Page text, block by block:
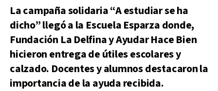
La campaña solidaria “A estudiar se ha
dicho” llegó a la Escuela Esparza donde,
Fundación La Delfina y Ayudar Hace Bien
hicieron entrega de útiles escolares y
calzado. Docentes y alumnos destacaron la
importancia de la ayuda recibida.